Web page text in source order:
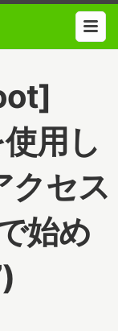
用し
クセス
始め